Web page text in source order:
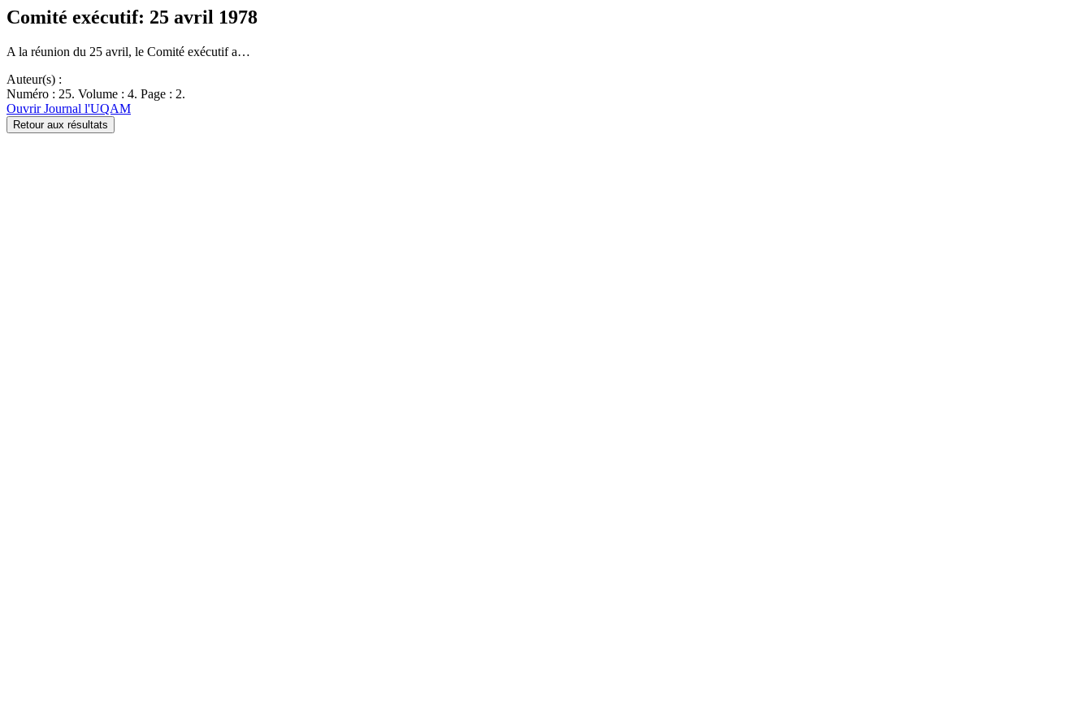
Comité exécutif: 25 avril 1978
A la réunion du 25 avril, le Comité exécutif a…
Auteur(s) :
Numéro : 25. Volume : 4. Page : 2.
Ouvrir Journal l'UQAM
Retour aux résultats